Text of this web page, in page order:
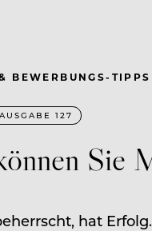
BEWERBUNGS-TIPPS
AUSGABE 127
Sie
hat